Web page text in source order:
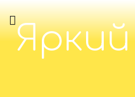
Яркий